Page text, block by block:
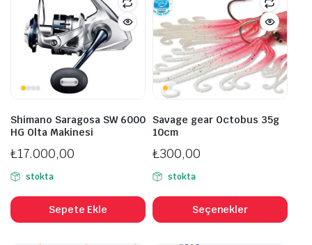
Shimano Saragosa SW 6000
HG Olta Makinesi
₺17.000,00
stokta
Sepete Ekle
Savage gear Octobus 35g
10cm
₺300,00
stokta
Seçenekler